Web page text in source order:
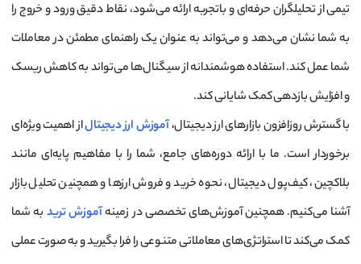
تیمی از تحلیلگران حرفه‌ای و باتجربه ارائه می‌شود، نقاط دقیق ورود و خروج را
به شما نشان می‌دهد و می‌تواند به عنوان یک راهنمای مطمئن در معاملات
شما عمل کند. استفاده هوشمندانه از سیگنال‌ها می‌تواند به کاهش ریسک
و افزایش بازدهی کمک شایانی کند.
با گسترش روزافزون بازارهای ارز دیجیتال،آموزش ارز دیجیتالاز اهمیت ویژه‌ای
برخوردار است. ما با ارائه دوره‌های جامع، شما را با مفاهیم پایه‌ای مانند
بلاکچین، کیف‌پول دیجیتال، نحوه خرید و فروش ارزها و همچنین تحلیل بازار
آشنا می‌کنیم. همچنین آموزش‌های تخصصی در زمینهآموزش ترید به شما
کمک می‌کند تا استراتژی‌های معاملاتی متنوعی را فرا بگیرید و به صورت عملی